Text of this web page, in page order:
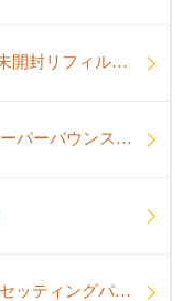
IOPE カフェインショット 新品未開封リフィル＋開封済み本体
新品未開封 IOPE レチノール スーパーバウンスセラム1%
NARS ライトリフレクティングセッティングパウダー プレストN